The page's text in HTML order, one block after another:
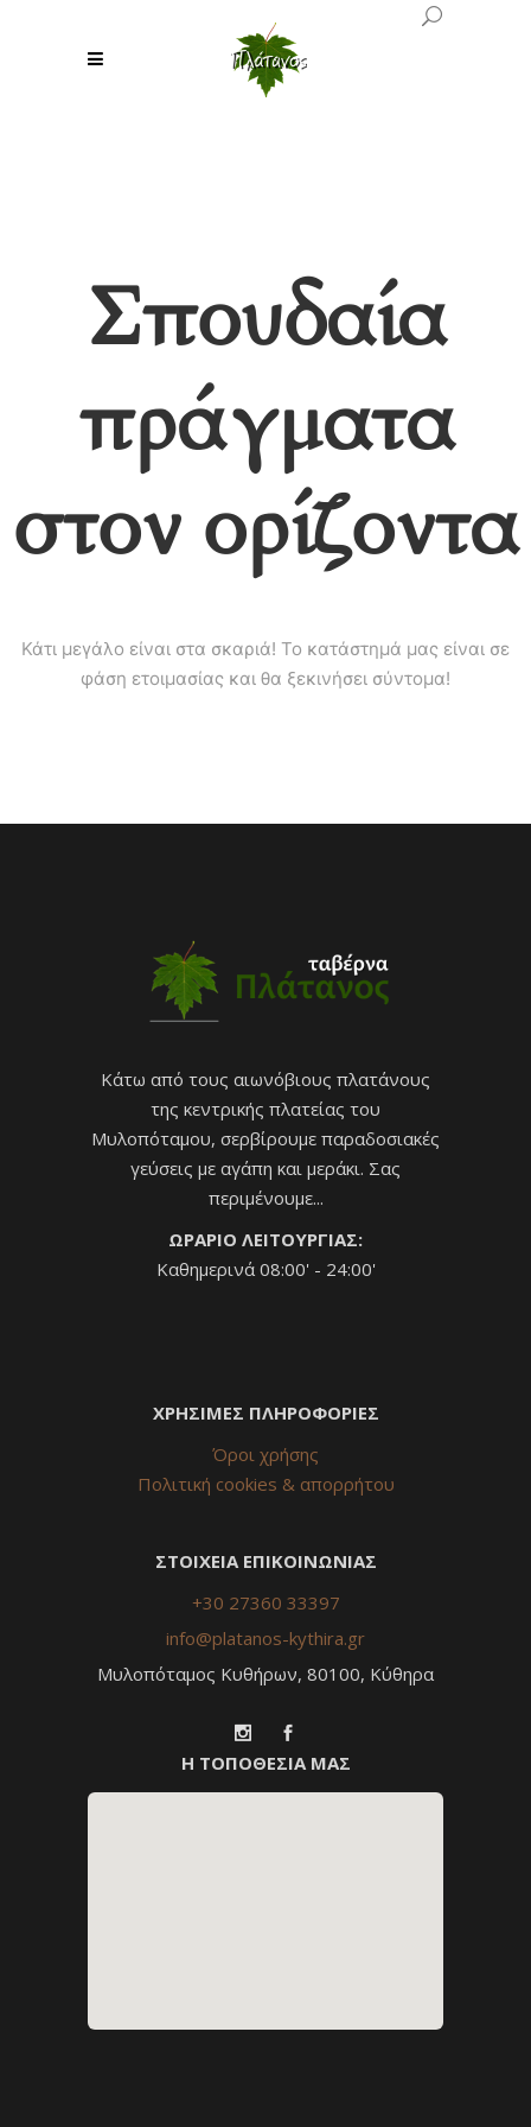
Σπουδαία
πράγματα
στον ορίζοντα
Κάτι μεγάλο είναι στα σκαριά! Το κατάστημά μας είναι σε
φάση ετοιμασίας και θα ξεκινήσει σύντομα!
Κάτω από τους αιωνόβιους πλατάνους
της κεντρικής πλατείας του
Μυλοπόταμου, σερβίρουμε παραδοσιακές
γεύσεις με αγάπη και μεράκι. Σας
περιμένουμε...
ΩΡΑΡΙΟ ΛΕΙΤΟΥΡΓΙΑΣ:
Καθημερινά 08:00' - 24:00'
ΧΡΗΣΙΜΕΣ ΠΛΗΡΟΦΟΡΙΕΣ
Όροι χρήσης
Πολιτική cookies & απορρήτου
ΣΤΟΙΧΕΙΑ ΕΠΙΚΟΙΝΩΝΙΑΣ
+30 27360 33397
info@platanos-kythira.gr
Μυλοπόταμος Κυθήρων, 80100, Κύθηρα
Η ΤΟΠΟΘΕΣΙΑ ΜΑΣ